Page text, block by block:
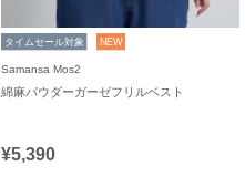
タイムセール対象 NEW
Samansa Mos2
綿麻パウダーガーゼフリルベスト
¥5,390